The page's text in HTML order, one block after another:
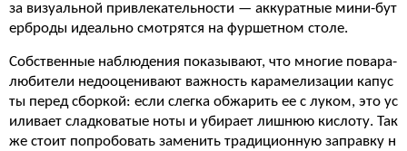
за визуальной привлекательности — аккуратные мини-бут
ерброды идеально смотрятся на фуршетном столе.
Собственные наблюдения показывают, что многие повара-
любители недооценивают важность карамелизации капус
ты перед сборкой: если слегка обжарить ее с луком, это ус
иливает сладковатые ноты и убирает лишнюю кислоту. Так
же стоит попробовать заменить традиционную заправку н